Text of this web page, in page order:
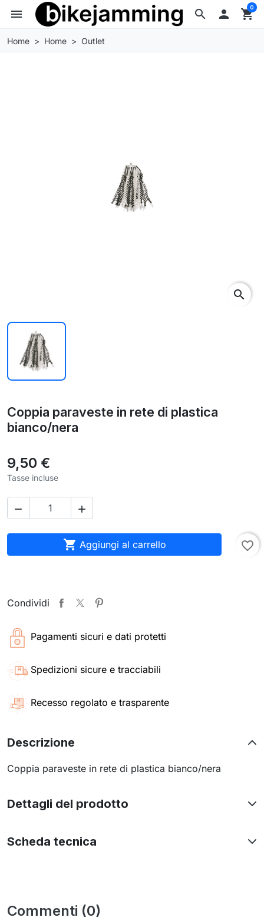
search
menu  shopping_cart
0
Home Home Outlet
search
Coppia paraveste in rete di plastica
bianco/nera
9,50 €
Tasse incluse
 
 Aggiungi al carrello favorite_border
Condividi
Pagamenti sicuri e dati protetti
Spedizioni sicure e tracciabili
Recesso regolato e trasparente
Descrizione
Coppia paraveste in rete di plastica bianco/nera
Dettagli del prodotto
Scheda tecnica
Commenti (0)